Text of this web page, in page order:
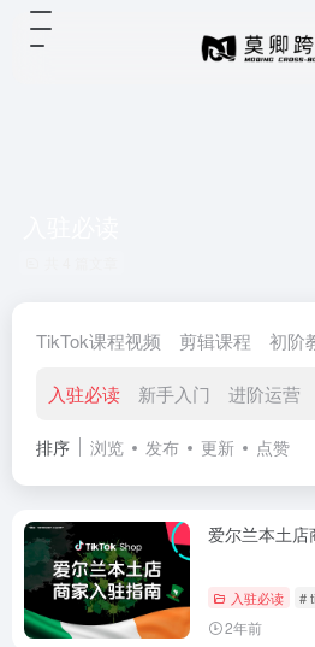
TikTok课程视频 剪辑课程 初阶
入驻必读 新手入门 进阶运营
排序 浏览 发布 更新 点赞
爱尔兰本土
入驻必读 #
2年前